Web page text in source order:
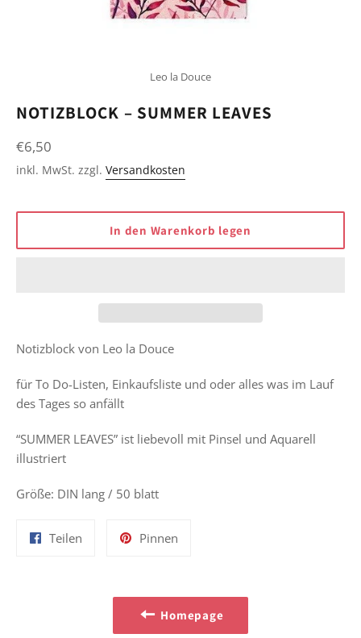
Leo la Douce
NOTIZBLOCK – SUMMER LEAVES
Normaler
Preis
€6,50
inkl. MwSt. zzgl. Versandkosten
In den Warenkorb legen
Notizblock von Leo la Douce
für To Do-Listen, Einkaufsliste und oder alles was im Lauf
des Tages so anfällt
“SUMMER LEAVES” ist liebevoll mit Pinsel und Aquarell
illustriert
Größe: DIN lang / 50 blatt
Teilen Pinnen
Homepage